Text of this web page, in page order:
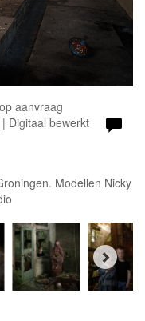
aanvraag
Digitaal bewerkt
Modellen Nicky